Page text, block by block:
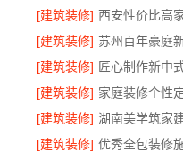
[建筑装修]
[建筑装修]
[建筑装修]
[建筑装修] 家庭装修个性
[建筑装修]
[建筑装修]